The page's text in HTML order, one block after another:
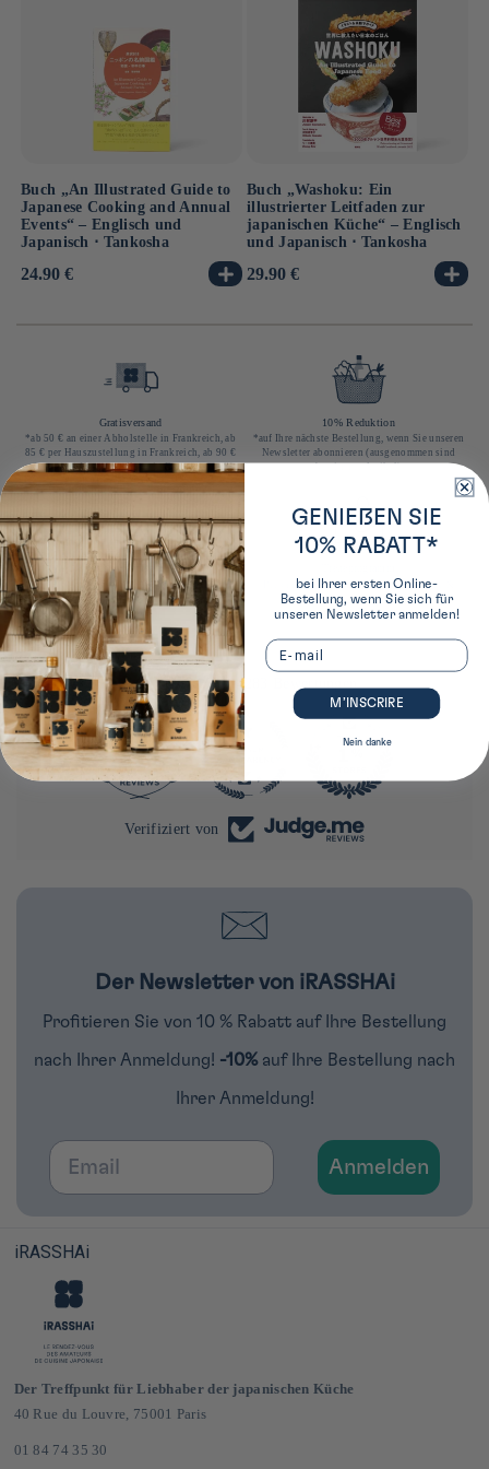
Buch „An Illustrated Guide to
Japanese Cooking and Annual
Events“ – Englisch und
Japanisch ⋅ Tankosha
Normaler
24.90 €
Buch „Washoku: Ein
illustrierter Leitfaden zur
japanischen Küche“ – Englisch
und Japanisch ⋅ Tankosha
Normaler
29.90 €
Gratisversand
*ab 50 € an einer Abholstelle in Frankreich, ab
85 € per Hauszustellung in Frankreich, ab 90 €
per Hauszustellung in Europa
10% Reduktion
*auf Ihre nächste Bestellung, wenn Sie unseren
Newsletter abonnieren (ausgenommen sind
bestimmte Artikel)
Engagierter Bereich
In der japanischen Küche in 40 Rue du Louvre,
Paris 1
Belohnungen für Einkäufe und Aufträge &
exklusive Belohnungen
4283 Bewertungen
4283 290
Verifiziert von
Der Newsletter von iRASSHAi
Profitieren Sie von 10 % Rabatt auf Ihre Bestellung
nach Ihrer Anmeldung! -10% auf Ihre Bestellung nach
Ihrer Anmeldung!
Email
Anmelden
iRASSHAi
Der Treffpunkt für Liebhaber der japanischen Küche
40 Rue du Louvre, 75001 Paris
01 84 74 35 30
GENIEßEN SIE
10% RABATT*
bei Ihrer ersten Online-
Bestellung, wenn Sie sich für
unseren Newsletter anmelden!
Email
M’INSCRIRE
Nein danke